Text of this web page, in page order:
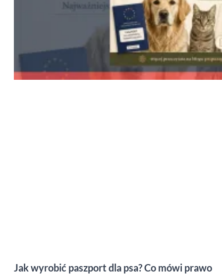
Jak wyrobić paszport dla psa? Co mówi prawo